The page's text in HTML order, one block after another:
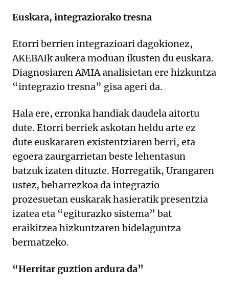
Euskara, integraziorako tresna
Etorri berrien integrazioari dagokionez,
AKEBAIk aukera moduan ikusten du euskara.
Diagnosiaren AMIA analisietan ere hizkuntza
“integrazio tresna” gisa ageri da.
Hala ere, erronka handiak daudela aitortu
dute. Etorri berriek askotan heldu arte ez
dute euskararen existentziaren berri, eta
egoera zaurgarrietan beste lehentasun
batzuk izaten dituzte. Horregatik, Urangaren
ustez, beharrezkoa da integrazio
prozesuetan euskarak hasieratik presentzia
izatea eta “egiturazko sistema” bat
eraikitzea hizkuntzaren bidelaguntza
bermatzeko.
“Herritar guztion ardura da”